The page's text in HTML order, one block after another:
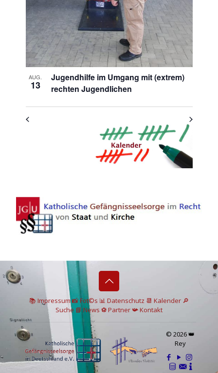
AUG.
13
Jugendhilfe im Umgang mit (extrem)
rechten Jugendlichen
📚 Impressum📸Fot©s 📊 Datenschutz 📆 Kalender 🔎
Suche 📘 News ⚽Partner📯Kontakt
© 2026 👑
Rey